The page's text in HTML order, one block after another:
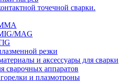
точечной сварки.
MAG
резки
и аксессуары для сварки
сварочных аппаратов
и плазмотроны